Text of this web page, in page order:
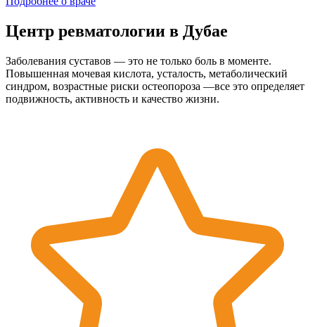
Центр ревматологии в Дубае
Заболевания суставов — это не только боль в моменте.
Повышенная мочевая кислота, усталость, метаболический
синдром, возрастные риски остеопороза —все это определяет
подвижность, активность и качество жизни.